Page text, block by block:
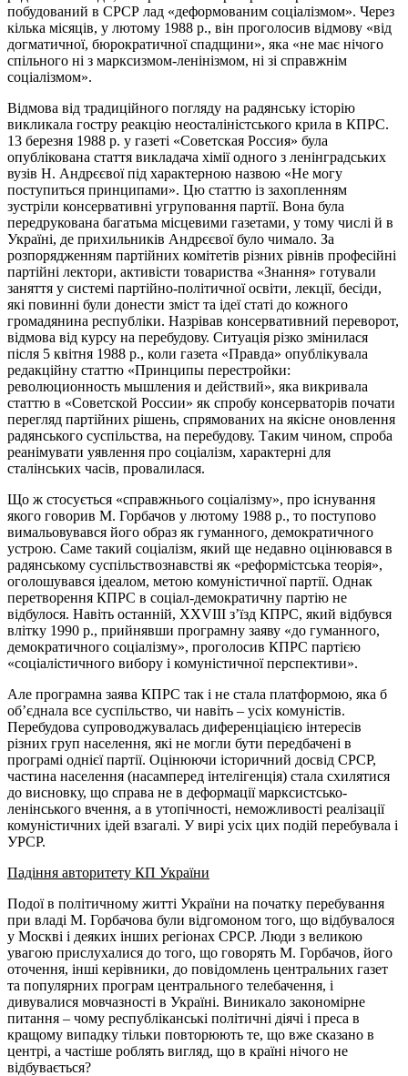
побудований в СРСР лад «деформованим соціалізмом». Через
кілька місяців, у лютому 1988 р., він проголосив відмову «від
догматичної, бюрократичної спадщини», яка «не має нічого
спільного ні з марксизмом-ленінізмом, ні зі справжнім
соціалізмом».
Відмова від традиційного погляду на радянську історію
викликала гостру реакцію неосталіністського крила в КПРС.
13 березня 1988 р. у газеті «Советская Россия» була
опублікована стаття викладача хімії одного з ленінградських
вузів Н. Андрєєвої під характерною назвою «Не могу
поступиться принципами». Цю статтю із захопленням
зустріли консервативні угруповання партії. Вона була
передрукована багатьма місцевими газетами, у тому числі й в
Україні, де прихильників Андрєєвої було чимало. За
розпорядженням партійних комітетів різних рівнів професійні
партійні лектори, активісти товариства «Знання» готували
заняття у системі партійно-політичної освіти, лекції, бесіди,
які повинні були донести зміст та ідеї статі до кожного
громадянина республіки. Назрівав консервативний переворот,
відмова від курсу на перебудову. Ситуація різко змінилася
після 5 квітня 1988 р., коли газета «Правда» опублікувала
редакційну статтю «Принципы перестройки:
революционность мышления и действий», яка викривала
статтю в «Советской России» як спробу консерваторів почати
перегляд партійних рішень, спрямованих на якісне оновлення
радянського суспільства, на перебудову. Таким чином, спроба
реанімувати уявлення про соціалізм, характерні для
сталінських часів, провалилася.
Що ж стосується «справжнього соціалізму», про існування
якого говорив М. Горбачов у лютому 1988 р., то поступово
вимальовувався його образ як гуманного, демократичного
устрою. Саме такий соціалізм, який ще недавно оцінювався в
радянському суспільствознавстві як «реформістська теорія»,
оголошувався ідеалом, метою комуністичної партії. Однак
перетворення КПРС в соціал-демократичну партію не
відбулося. Навіть останній, ХХVІІІ з’їзд КПРС, який відбувся
влітку 1990 р., прийнявши програмну заяву «до гуманного,
демократичного соціалізму», проголосив КПРС партією
«соціалістичного вибору і комуністичної перспективи».
Але програмна заява КПРС так і не стала платформою, яка б
об’єднала все суспільство, чи навіть – усіх комуністів.
Перебудова супроводжувалась диференціацією інтересів
різних груп населення, які не могли бути передбачені в
програмі однієї партії. Оцінюючи історичний досвід СРСР,
частина населення (насамперед інтелігенція) стала схилятися
до висновку, що справа не в деформації марксистсько-
ленінського вчення, а в утопічності, неможливості реалізації
комуністичних ідей взагалі. У вирі усіх цих подій перебувала і
УРСР.
Падіння авторитету КП України
Подої в політичному житті України на початку перебування
при владі М. Горбачова були відгомоном того, що відбувалося
у Москві і деяких інших регіонах СРСР. Люди з великою
увагою прислухалися до того, що говорять М. Горбачов, його
оточення, інші керівники, до повідомлень центральних газет
та популярних програм центрального телебачення, і
дивувалися мовчазності в Україні. Виникало закономірне
питання – чому республіканські політичні діячі і преса в
кращому випадку тільки повторюють те, що вже сказано в
центрі, а частіше роблять вигляд, що в країні нічого не
відбувається?